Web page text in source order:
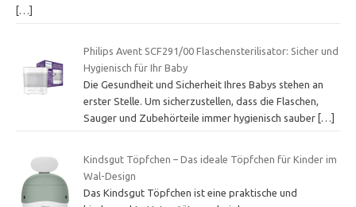
[…]
Philips Avent SCF291/00 Flaschensterilisator: Sicher und
Hygienisch für Ihr Baby
Die Gesundheit und Sicherheit Ihres Babys stehen an
erster Stelle. Um sicherzustellen, dass die Flaschen,
Sauger und Zubehörteile immer hygienisch sauber […]
Kindsgut Töpfchen – Das ideale Töpfchen für Kinder im
Wal-Design
Das Kindsgut Töpfchen ist eine praktische und